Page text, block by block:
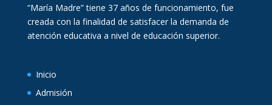
“María Madre” tiene 37 años de funcionamiento, fue
creada con la finalidad de satisfacer la demanda de
atención educativa a nivel de educación superior.
Inicio
Admisión